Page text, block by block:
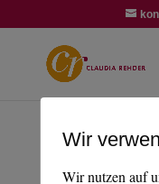
Wir
Wir nutzen auf